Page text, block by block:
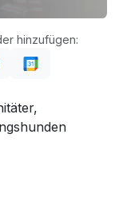
hinzufügen: